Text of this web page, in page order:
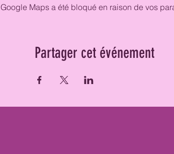
Google Maps a été bloqué en raison de vos
Partager cet événement